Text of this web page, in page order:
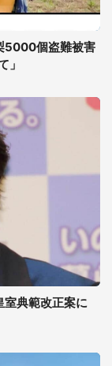
5000個盗難被害
」
室典範改正案に